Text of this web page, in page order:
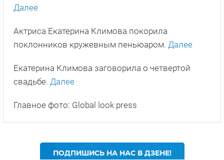
Далее
Актриса Екатерина Климова покорила
поклонников кружевным пеньюаром. Далее
Екатерина Климова заговорила о четвертой
свадьбе. Далее
Главное фото: Global look press
ПОДПИШИСЬ НА НАС В ДЗЕНЕ!